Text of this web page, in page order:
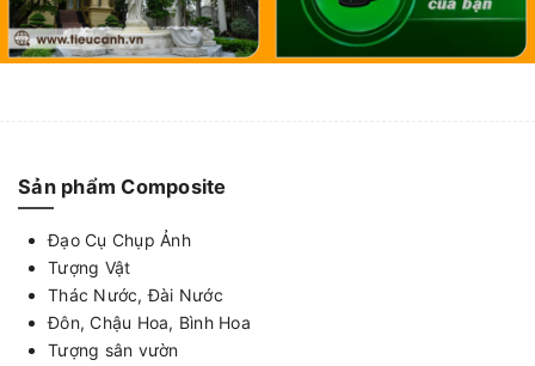
Sản phẩm Composite
Đạo Cụ Chụp Ảnh
Tượng Vật
Thác Nước, Đài Nước
Đôn, Chậu Hoa, Bình Hoa
Tượng sân vườn